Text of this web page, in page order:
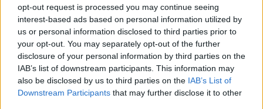
opt-out request is processed you may continue seeing
interest-based ads based on personal information utilized by
us or personal information disclosed to third parties prior to
your opt-out. You may separately opt-out of the further
disclosure of your personal information by third parties on the
IAB’s list of downstream participants. This information may
also be disclosed by us to third parties on the IAB’s List of
Downstream Participants that may further disclose it to other
AiAdhubMedia